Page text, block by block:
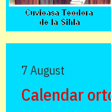
7 August
Calendar